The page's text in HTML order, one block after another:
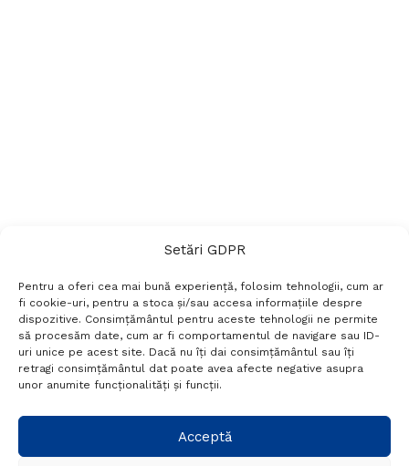
Setări GDPR
Pentru a oferi cea mai bună experiență, folosim tehnologii, cum ar
fi cookie-uri, pentru a stoca și/sau accesa informațiile despre
dispozitive. Consimțământul pentru aceste tehnologii ne permite
să procesăm date, cum ar fi comportamentul de navigare sau ID-
uri unice pe acest site. Dacă nu îți dai consimțământul sau îți
retragi consimțământul dat poate avea afecte negative asupra
unor anumite funcționalități și funcții.
Acceptă
Termeni si conditii
Politică de confidențialitate
Politica cookies
Setări GDPR
+40 788 760 194